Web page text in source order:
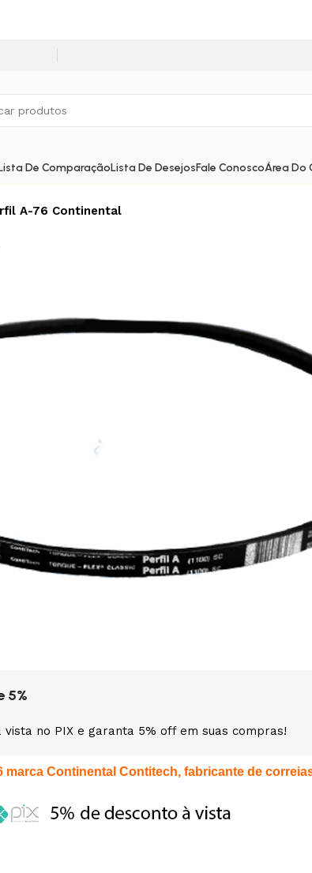
3VX 5V
AX B
D
De ComparaçãoLista De DesejosFale ConoscoÁrea Do
A-76 Continental
5%
no PIX e garanta 5% off em suas compras!
marca Continental Contitech, fabricante de